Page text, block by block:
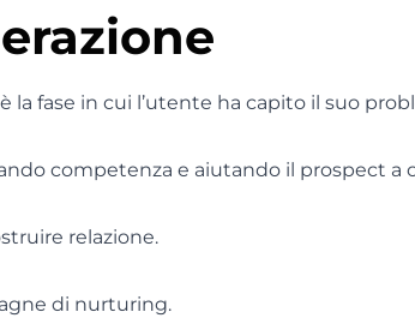
è la fase in cui l’utente ha capito il suo
competenza e aiutando il prospect a
relazione.
di nurturing.